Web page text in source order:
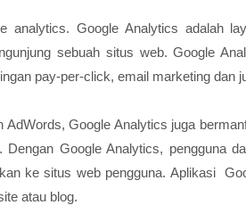
analytics. Google Analytics adalah
sebuah situs web. Google
pay-per-click, email marketing dan
AdWords, Google Analytics juga
Dengan Google Analytics, pengguna
ke situs web pengguna. Aplikasi
atau blog.